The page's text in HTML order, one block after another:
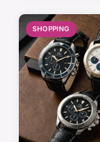
SHOPPING